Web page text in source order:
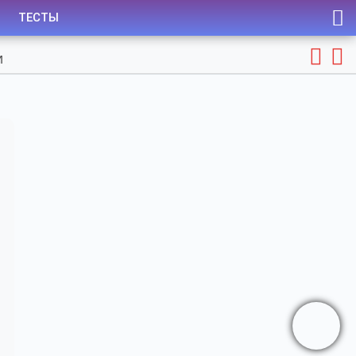
ТЕСТЫ